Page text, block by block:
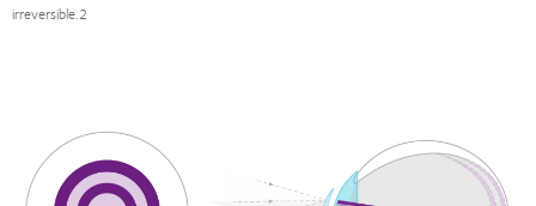
irreversible.2